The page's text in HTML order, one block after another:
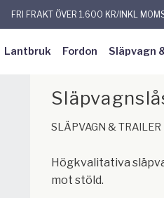
FRI FRAKT ÖVER 1.600 KR/INKL
Lantbruk Fordon Släpvagn
SLÄPVAGN & TRAILER
Högkvalitativa
mot stöld.